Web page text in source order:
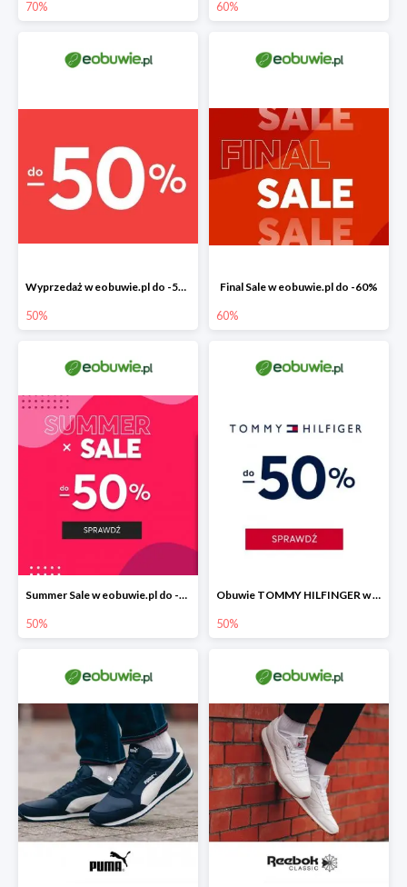
70% 60%
Wyprzedaż w eobuwie.pl do -50%
50%
Final Sale w eobuwie.pl do -60%
60%
Summer Sale w eobuwie.pl do -50%
50%
Obuwie TOMMY HILFINGER w eobuwie.pl -50%
50%